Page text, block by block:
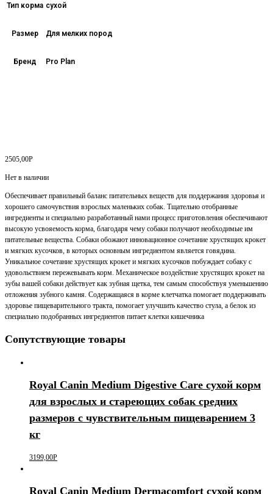
Тип корма сухой
Размер Для мелких пород
Бренд Pro Plan
2505,00Р
Нет в наличии
Обеспечивает правильный баланс питательных веществ для поддержания здоровья и
хорошего самочувствия взрослых маленьких собак. Тщательно отобранные
ингредиенты и специально разработанный нами процесс приготовления обеспечивают
высокую усвояемость корма, благодаря чему собаки получают необходимые им
питательные вещества. Собаки обожают инновационное сочетание хрустящих крокет
и мягких кусочков, в которых основным ингредиентом является говядина.
Уникальное сочетание хрустящих крокет и мягких кусочков побуждает собаку с
удовольствием пережевывать корм. Механическое воздействие хрустящих крокет на
зубы вашей собаки действует как зубная щетка, тем самым способствуя уменьшению
отложения зубного камня. Содержащаяся в корме клетчатка помогает поддерживать
здоровье пищеварительного тракта, помогает улучшить качество стула, а белок из
специально подобранных ингредиентов питает клетки кишечника
Сопутствующие товары
Royal Canin Medium Digestive Care сухой корм
для взрослых и стареющих собак средних
размеров с чувствительным пищеварением 3
кг
3199,00Р
Royal Canin Medium Dermacomfort сухой корм